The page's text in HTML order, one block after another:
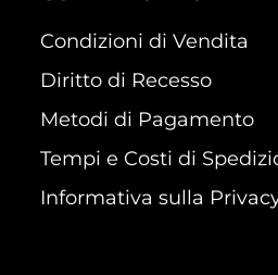
Condizioni di Vendita
Diritto di Recesso
Metodi di Pagamento
Tempi e Costi di
Informativa sulla